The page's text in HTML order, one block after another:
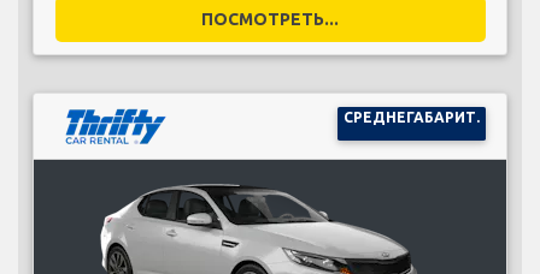
ПОСМОТРЕТЬ...
СРЕДНЕГАБАРИТ.